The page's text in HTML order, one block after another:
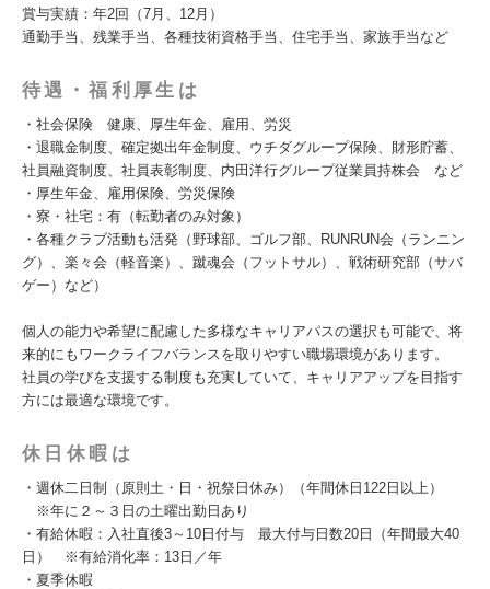
賞与実績：年2回（7月、12月）
通勤手当、残業手当、各種技術資格手当、住宅手当、家族手当など
待遇・福利厚生は
・社会保険 健康、厚生年金、雇用、労災
・退職金制度、確定拠出年金制度、ウチダグループ保険、財形貯蓄、
社員融資制度、社員表彰制度、内田洋行グループ従業員持株会 など
・厚生年金、雇用保険、労災保険
・寮・社宅：有（転勤者のみ対象）
・各種クラブ活動も活発（野球部、ゴルフ部、RUNRUN会（ランニン
グ）、楽々会（軽音楽）、蹴魂会（フットサル）、戦術研究部（サバ
ゲー）など）
個人の能力や希望に配慮した多様なキャリアパスの選択も可能で、将
来的にもワークライフバランスを取りやすい職場環境があります。
社員の学びを支援する制度も充実していて、キャリアアップを目指す
方には最適な環境です。
休日休暇は
・週休二日制（原則土・日・祝祭日休み）（年間休日122日以上）
※年に２～３日の土曜出勤日あり
・有給休暇：入社直後3～10日付与 最大付与日数20日（年間最大40
日） ※有給消化率：13日／年
・夏季休暇